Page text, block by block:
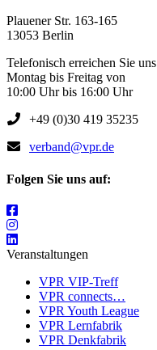
Plauener Str. 163-165
13053 Berlin
Telefonisch erreichen Sie uns
Montag bis Freitag von
10:00 Uhr bis 16:00 Uhr
+49 (0)30 419 35235
verband@vpr.de
Folgen Sie uns auf:
Veranstaltungen
VPR VIP-Treff
VPR connects…
VPR Youth League
VPR Lernfabrik
VPR Denkfabrik